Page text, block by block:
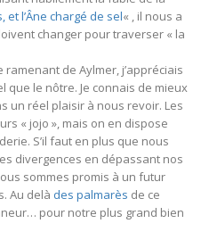
et l’Âne chargé de sel« , il nous a
changer pour traverser « la
de Aylmer, j’appréciais
que le nôtre. Je connais de mieux
un réel plaisir à nous revoir. Les
« jojo », mais on en dispose
S’il faut en plus que nous
divergences en dépassant nos
sommes promis à un futur
Au delà des palmarès de ce
pour notre plus grand bien